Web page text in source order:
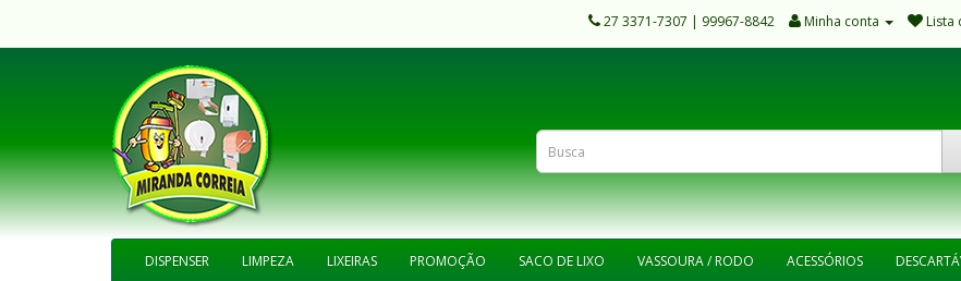
27 3371-7307 | 99967-8842 Minha conta Lista
DISPENSER LIMPEZA LIXEIRAS PROMOÇÃO SACO DE LIXO VASSOURA / RODO ACESSÓRIOS